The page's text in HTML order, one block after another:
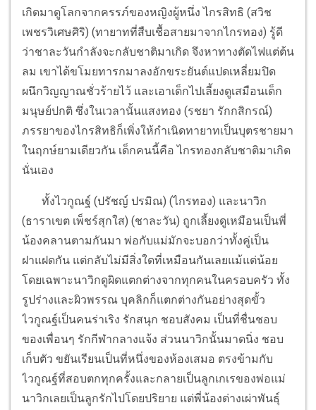
เกิดมาดูโลกจากครรภ์ของหญิงผู้หนึ่ง ไกรสิทธิ (สวิช
เพชรวิเศษศิริ) (ทายาทที่สืบเชื้อสายมาจากไกรทอง) รู้ดี
ว่าชาละวันกำลังจะกลับชาติมาเกิด จึงหาทางตัดไฟแต่ต้น
ลม เขาได้ขโมยทารกมาลงอักขระยันต์แปดเหลี่ยมปิด
ผนึกวิญญาณชั่วร้ายไว้ และเอาเด็กไปเลี้ยงดูเสมือนเด็ก
มนุษย์ปกติ ซึ่งในเวลานั้นแสงทอง (รชยา รักกสิกรณ์)
ภรรยาของไกรสิทธิก็เพิ่งให้กำเนิดทายาทเป็นบุตรชายมา
ในฤกษ์ยามเดียวกัน เด็กคนนี้คือ ไกรทองกลับชาติมาเกิด
นั่นเอง
ทั้งไวกูณฐ์ (ปรัชญ์ ปรมิณ) (ไกรทอง) และนาวิก
(ธาราเขต เพ็ชร์สุกใส) (ชาละวัน) ถูกเลี้ยงดูเหมือนเป็นพี่
น้องคลานตามกันมา พ่อกับแม่มักจะบอกว่าทั้งคู่เป็น
ฝาแฝดกัน แต่กลับไม่มีสิ่งใดที่เหมือนกันเลยแม้แต่น้อย
โดยเฉพาะนาวิกดูผิดแตกต่างจากทุกคนในครอบครัว ทั้ง
รูปร่างและผิวพรรณ บุคลิกก็แตกต่างกันอย่างสุดขั้ว
ไวกูณฐ์เป็นคนร่าเริง รักสนุก ชอบสังคม เป็นที่ชื่นชอบ
ของเพื่อนๆ รักกีฬากลางแจ้ง ส่วนนาวิกนั้นมาดนิ่ง ชอบ
เก็บตัว ขยันเรียนเป็นที่หนึ่งของห้องเสมอ ตรงข้ามกับ
ไวกูณฐ์ที่สอบตกทุกครั้งและกลายเป็นลูกเกเรของพ่อแม่
นาวิกเลยเป็นลูกรักไปโดยปริยาย แต่พี่น้องต่างเผ่าพันธุ์